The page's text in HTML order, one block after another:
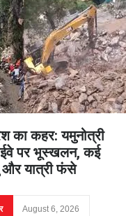
का कहर: यमुनोत्री
पर भूस्खलन, कई
और यात्री फंसे
August 6, 2026